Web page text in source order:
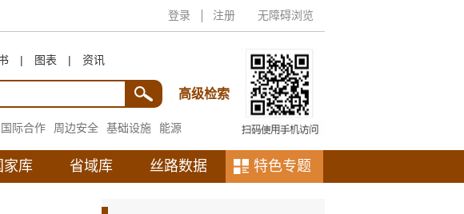
登录 注册 无障碍浏览
| 图表 | 资讯
高级检索
国际合作 周边安全 基础设施
能源
家库 省域库 丝路数据 特色专题